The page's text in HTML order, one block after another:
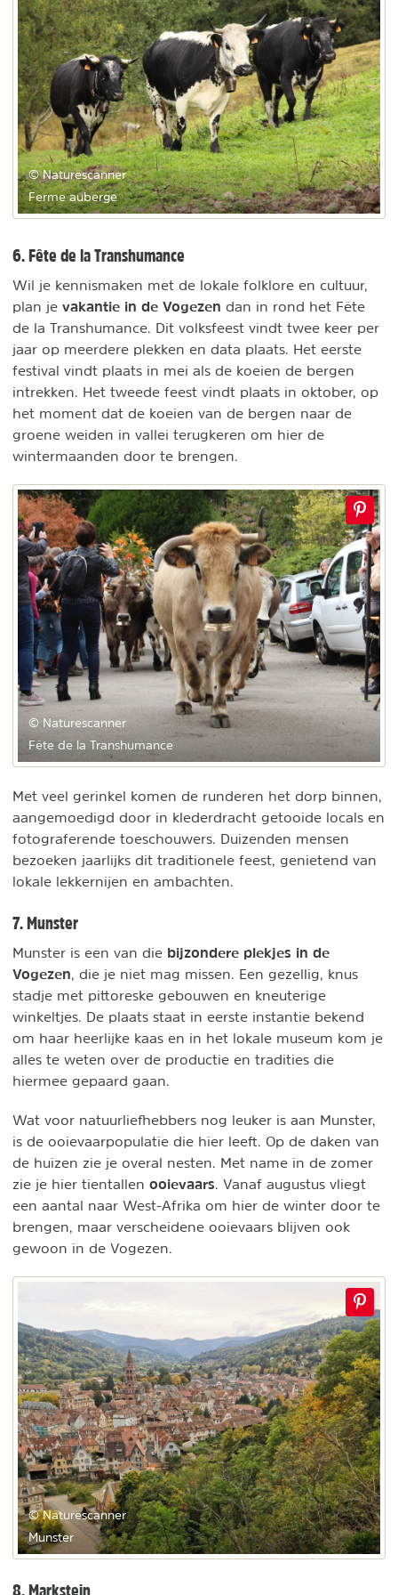
© Naturescanner
Ferme auberge
6. Fête de la Transhumance
Wil je kennismaken met de lokale folklore en cultuur,
plan je vakantie in de Vogezen dan in rond het Fête
de la Transhumance. Dit volksfeest vindt twee keer per
jaar op meerdere plekken en data plaats. Het eerste
festival vindt plaats in mei als de koeien de bergen
intrekken. Het tweede feest vindt plaats in oktober, op
het moment dat de koeien van de bergen naar de
groene weiden in vallei terugkeren om hier de
wintermaanden door te brengen.
© Naturescanner
Fête de la Transhumance
Met veel gerinkel komen de runderen het dorp binnen,
aangemoedigd door in klederdracht getooide locals en
fotograferende toeschouwers. Duizenden mensen
bezoeken jaarlijks dit traditionele feest, genietend van
lokale lekkernijen en ambachten.
7. Munster
Munster is een van die bijzondere plekjes in de
Vogezen , die je niet mag missen. Een gezellig, knus
stadje met pittoreske gebouwen en kneuterige
winkeltjes. De plaats staat in eerste instantie bekend
om haar heerlijke kaas en in het lokale museum kom je
alles te weten over de productie en tradities die
hiermee gepaard gaan.
Wat voor natuurliefhebbers nog leuker is aan Munster,
is de ooievaarpopulatie die hier leeft. Op de daken van
de huizen zie je overal nesten. Met name in de zomer
zie je hier tientallen ooievaars . Vanaf augustus vliegt
een aantal naar West-Afrika om hier de winter door te
brengen, maar verscheidene ooievaars blijven ook
gewoon in de Vogezen.
© Naturescanner
Munster
8. Markstein